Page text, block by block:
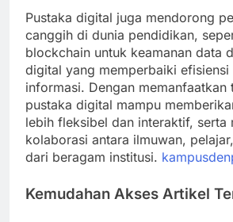
Pustaka digital juga mendorong
canggih di dunia pendidikan,
blockchain untuk keamanan data
digital yang memperbaiki efisiensi
informasi. Dengan memanfaatkan
pustaka digital mampu
lebih fleksibel dan interaktif, serta
kolaborasi antara ilmuwan,
dari beragam institusi.
Kemudahan Akses Artikel